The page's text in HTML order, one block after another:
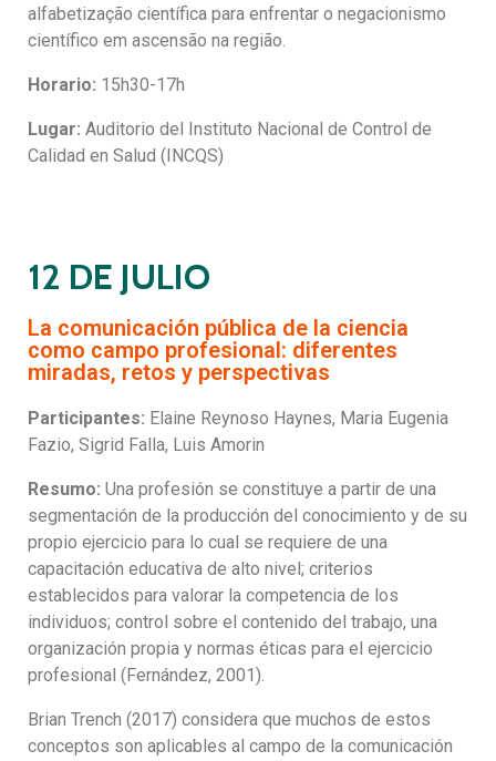
alfabetização científica para enfrentar o negacionismo
científico em ascensão na região.
Horario: 15h30-17h
Lugar: Auditorio del Instituto Nacional de Control de
Calidad en Salud (INCQS)
12 DE JULIO
La comunicación pública de la ciencia
como campo profesional: diferentes
miradas, retos y perspectivas
Participantes: Elaine Reynoso Haynes, Maria Eugenia
Fazio, Sigrid Falla, Luis Amorin
Resumo: Una profesión se constituye a partir de una
segmentación de la producción del conocimiento y de su
propio ejercicio para lo cual se requiere de una
capacitación educativa de alto nivel; criterios
establecidos para valorar la competencia de los
individuos; control sobre el contenido del trabajo, una
organización propia y normas éticas para el ejercicio
profesional (Fernández, 2001).
Brian Trench (2017) considera que muchos de estos
conceptos son aplicables al campo de la comunicación